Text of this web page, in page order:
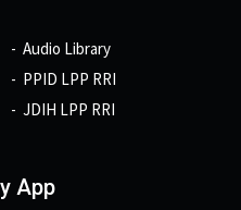
Audio Library
PPID LPP RRI
JDIH LPP RRI
App